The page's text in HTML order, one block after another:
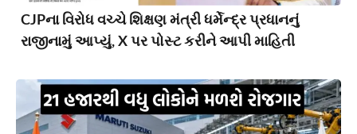
CJPના વિરોધ વચ્ચે શિક્ષણ મંત્રી ધર્મેન્દ્ર પ્રધાનનું
રાજીનામું આપ્યું, X પર પોસ્ટ કરીને આપી માહિતી